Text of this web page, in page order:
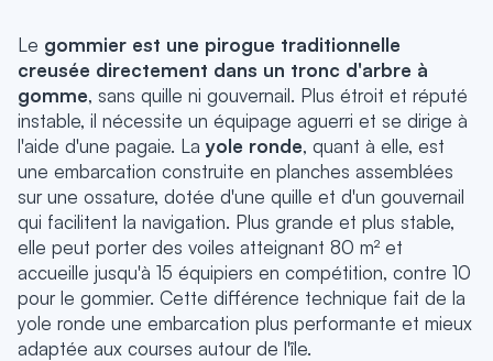
Le gommier est une pirogue traditionnelle
creusée directement dans un tronc d'arbre à
gomme, sans quille ni gouvernail. Plus étroit et réputé
instable, il nécessite un équipage aguerri et se dirige à
l'aide d'une pagaie. La yole ronde, quant à elle, est
une embarcation construite en planches assemblées
sur une ossature, dotée d'une quille et d'un gouvernail
qui facilitent la navigation. Plus grande et plus stable,
elle peut porter des voiles atteignant 80 m² et
accueille jusqu'à 15 équipiers en compétition, contre 10
pour le gommier. Cette différence technique fait de la
yole ronde une embarcation plus performante et mieux
adaptée aux courses autour de l'île.